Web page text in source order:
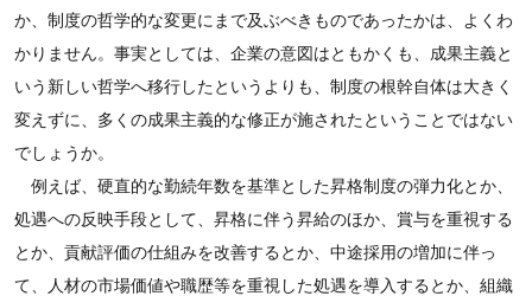
か、制度の哲学的な変更にまで及ぶべきものであったかは、よくわ
かりません。事実としては、企業の意図はともかくも、成果主義と
いう新しい哲学へ移行したというよりも、制度の根幹自体は大きく
変えずに、多くの成果主義的な修正が施されたということではない
でしょうか。
例えば、硬直的な勤続年数を基準とした昇格制度の弾力化とか、
処遇への反映手段として、昇格に伴う昇給のほか、賞与を重視する
とか、貢献評価の仕組みを改善するとか、中途採用の増加に伴っ
て、人材の市場価値や職歴等を重視した処遇を導入するとか、組織